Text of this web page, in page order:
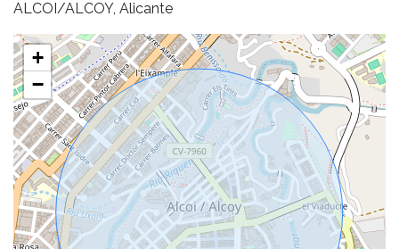
ALCOI/ALCOY, Alicante
+
−